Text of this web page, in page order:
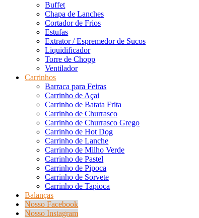
Buffet
Chapa de Lanches
Cortador de Frios
Estufas
Extrator / Espremedor de Sucos
Liquidificador
Torre de Chopp
Ventilador
Carrinhos
Barraca para Feiras
Carrinho de Açai
Carrinho de Batata Frita
Carrinho de Churrasco
Carrinho de Churrasco Grego
Carrinho de Hot Dog
Carrinho de Lanche
Carrinho de Milho Verde
Carrinho de Pastel
Carrinho de Pipoca
Carrinho de Sorvete
Carrinho de Tapioca
Balanças
Nosso Facebook
Nosso Instagram